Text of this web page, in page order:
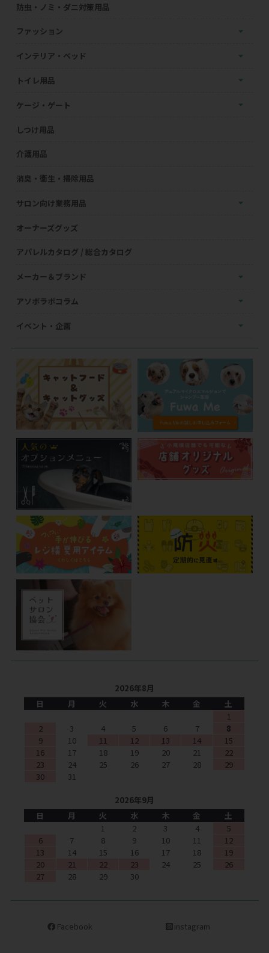
防虫・ノミ・ダニ対策用品
ファッション
インテリア・ベッド
トイレ用品
ケージ・ゲート
しつけ用品
介護用品
消臭・衛生・掃除用品
サロン向け業務用品
オーナーズグッズ
アパレルカタログ / 総合カタログ
メーカー＆ブランド
アソボラボコラム
イベント・企画
2026年8月
日
月 火 水 木 金
土
1
2
3 4 5 6 7
8
9
10 11 12 13 14
15
16
17 18 19 20 21
22
23
24 25 26 27 28
29
30
31
2026年9月
日
月 火 水 木 金
土
1
2 3 4
5
6
7 8 9 10 11
12
13
14 15 16 17 18
19
20
21 22 23 24 25
26
27
28 29 30
Facebook instagram